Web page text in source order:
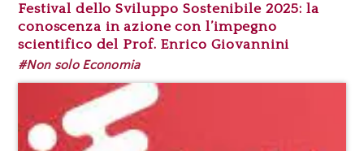
Festival dello Sviluppo Sostenibile 2025: la
conoscenza in azione con l’impegno
scientifico del Prof. Enrico Giovannini
#Non solo Economia